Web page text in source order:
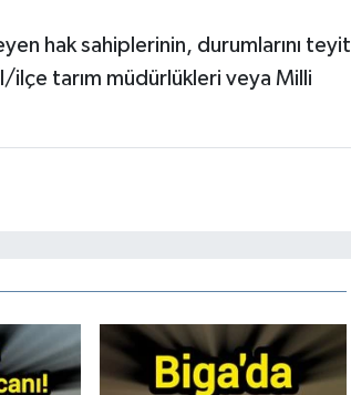
hak sahiplerinin, durumlarını teyit
ilçe tarım müdürlükleri veya Milli